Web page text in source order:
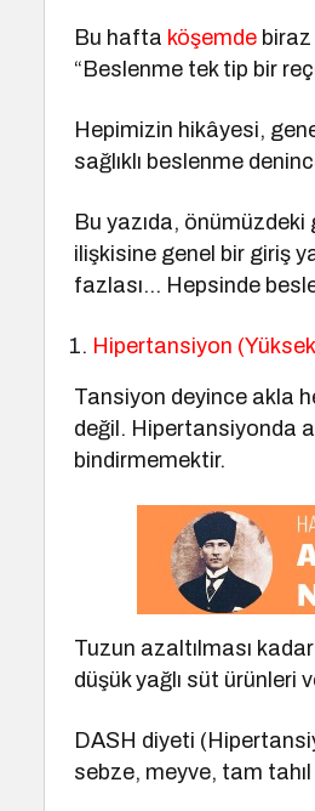
Bu hafta köşemde
“Beslenme tek tip bir
Hepimizin hikâyesi,
sağlıklı beslenme
Bu yazıda, önümüzdeki
ilişkisine genel bir giriş
fazlası… Hepsinde
Hipertansiyon
Tansiyon deyince akla
değil. Hipertansiyonda
bindirmemektir.
Tuzun azaltılması
düşük yağlı süt ürünleri
DASH diyeti
sebze, meyve, tam tahıl